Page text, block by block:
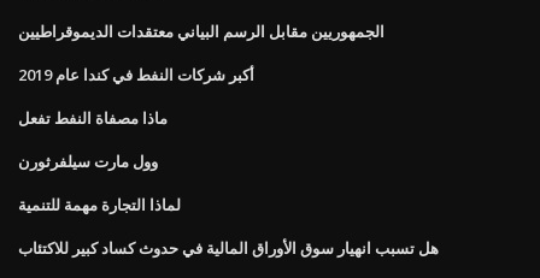
الجمهوريين مقابل الرسم البياني معتقدات الديموقراطيين
أكبر شركات النفط في كندا عام 2019
ماذا مصفاة النفط تفعل
وول مارت سيلفرثورن
لماذا التجارة مهمة للتنمية
هل تسبب انهيار سوق الأوراق المالية في حدوث كساد كبير للاكتئاب